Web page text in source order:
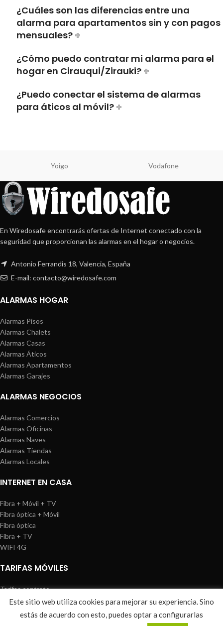
¿Cuáles son las diferencias entre una
alarma para apartamentos sin y con pagos
mensuales?
¿Cómo puedo contratar mi alarma para el
hogar en Cirauqui/Zirauki?
¿Puedo conectar el sistema de alarmas
para áticos al móvil?
Yoigo Vodafone
En Wiredosafe encontrarás ofertas de Internet conectado con la
seguridad que proporcionan las alarmas en el hogar o negocios.
Antonio Ferrandis 18, Valencia, España
E-mail: contacto@wiredosafe.com
ALARMAS HOGAR
Alarmas Pisos
Alarmas Chalets
Alarmas Casas
Alarmas Áticos
Alarmas Apartamentos
Alarmas Garajes
ALARMAS NEGOCIOS
Alarmas Comercios
Alarmas Oficinas
Alarmas Naves
Alarmas Tiendas
Alarmas Locales
INTERNET EN CASA
Fibra + Móvil + TV
Fibra óptica + Móvil
Fibra óptica
Fibra + TV
WIFI 4G
TARIFAS MÓVILES
Tarifas contrato
Tarifas prepago
WIREDOSAFE Aviso Legal Política de Cookies |Sitemap
Este sitio web utiliza cookies para mejorar su experiencia. Sino
estás de acuerdo con esto, puedes optar a configurarlas